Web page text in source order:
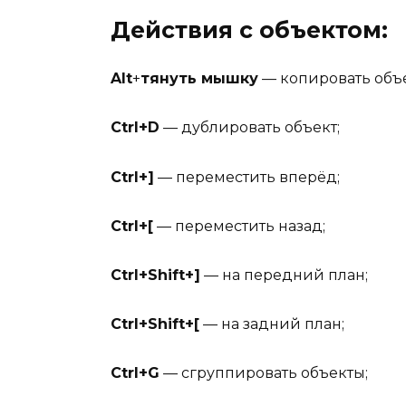
Действия с объектом:
Alt+тянуть мышку — копировать
Ctrl+D — дублировать объект;
Ctrl+] — переместить вперёд;
Ctrl+[ — переместить назад;
Ctrl+Shift+] — на передний план;
Ctrl+Shift+[ — на задний план;
Ctrl+G — сгруппировать объекты;